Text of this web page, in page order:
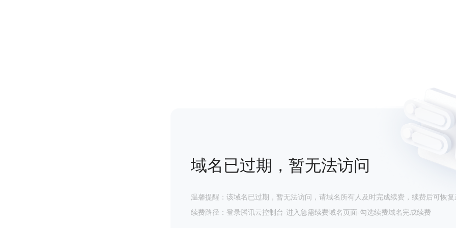
域名已过期，暂无法访问
温馨提醒：该域名已过期，暂无法访问，请域名所有人及时完成续费，续费后可恢复
续费路径：登录腾讯云控制台-进入急需续费域名页面-勾选续费域名完成续费